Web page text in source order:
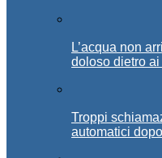
L’acqua non
doloso dietro
Troppi
automatici